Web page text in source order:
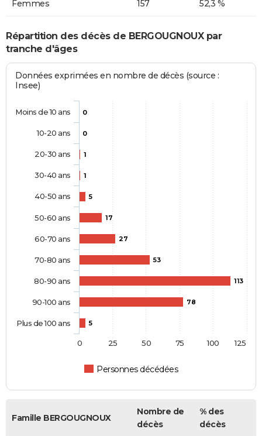
Femmes 157 52,3 %
Répartition des décès de BERGOUGNOUX par
tranche d'âges
Données exprimées en nombre de décès (source :
Insee)
0
0
1
1
5
17
27
53
113
78
5
Personnes décédées
Moins de 10 ans
10-20 ans
20-30 ans
30-40 ans
40-50 ans
50-60 ans
60-70 ans
70-80 ans
80-90 ans
90-100 ans
Plus de 100 ans
0 100
25 50 75 125
Famille BERGOUGNOUX
Nombre de
décès
% des
décès